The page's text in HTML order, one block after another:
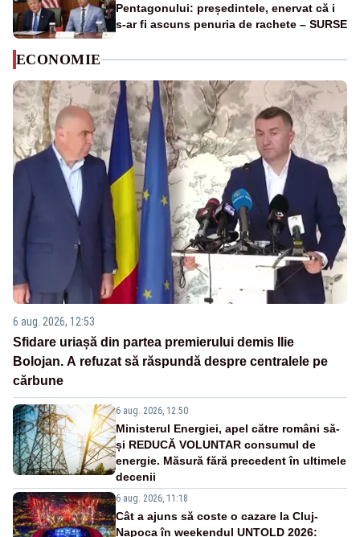
Pentagonului: președintele, enervat că i
s-ar fi ascuns penuria de rachete – SURSE
ECONOMIE
6 aug. 2026, 12:53
Sfidare uriașă din partea premierului demis Ilie
Bolojan. A refuzat să răspundă despre centralele pe
cărbune
6 aug. 2026, 12:50
Ministerul Energiei, apel către români să-
și REDUCĂ VOLUNTAR consumul de
energie. Măsură fără precedent în ultimele
decenii
6 aug. 2026, 11:18
Cât a ajuns să coste o cazare la Cluj-
Napoca în weekendul UNTOLD 2026: